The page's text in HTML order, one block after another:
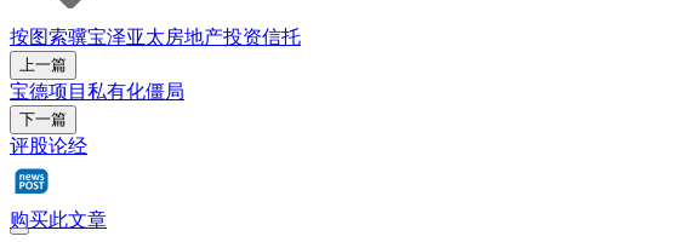
按图索骥宝泽亚太房地产投资信托
上一篇
宝德项目私有化僵局
下一篇
评股论经
购买此文章